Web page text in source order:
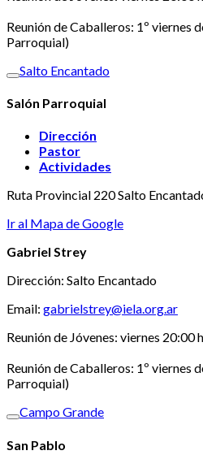
Reunión de Caballeros: 1º viernes
Parroquial)
Salto Encantado
Salón Parroquial
Dirección
Pastor
Actividades
Ruta Provincial 220 Salto
Ir al Mapa de Google
Gabriel Strey
Dirección: Salto Encantado
Email: gabrielstrey@iela.org.ar
Reunión de Jóvenes: viernes 20:00
Reunión de Caballeros: 1º viernes
Parroquial)
Campo Grande
San Pablo